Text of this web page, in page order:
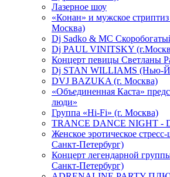
Лазерное шоу
«Конан» и мужское
Москва)
Dj Sadko & МС
Dj PAUL VINITSKY
Концерт певицы Светланы
Dj STAN WILLIAMS (Нью-
DVJ BAZUKA (г. Москва)
«Объединенная Каста»
люди»
Группа «Hi-Fi» (г. Москва)
TRANCE DANCE NIGHT -
Женское эротическое
Санкт-Петербург)
Концерт легендарной
Санкт-Петербург)